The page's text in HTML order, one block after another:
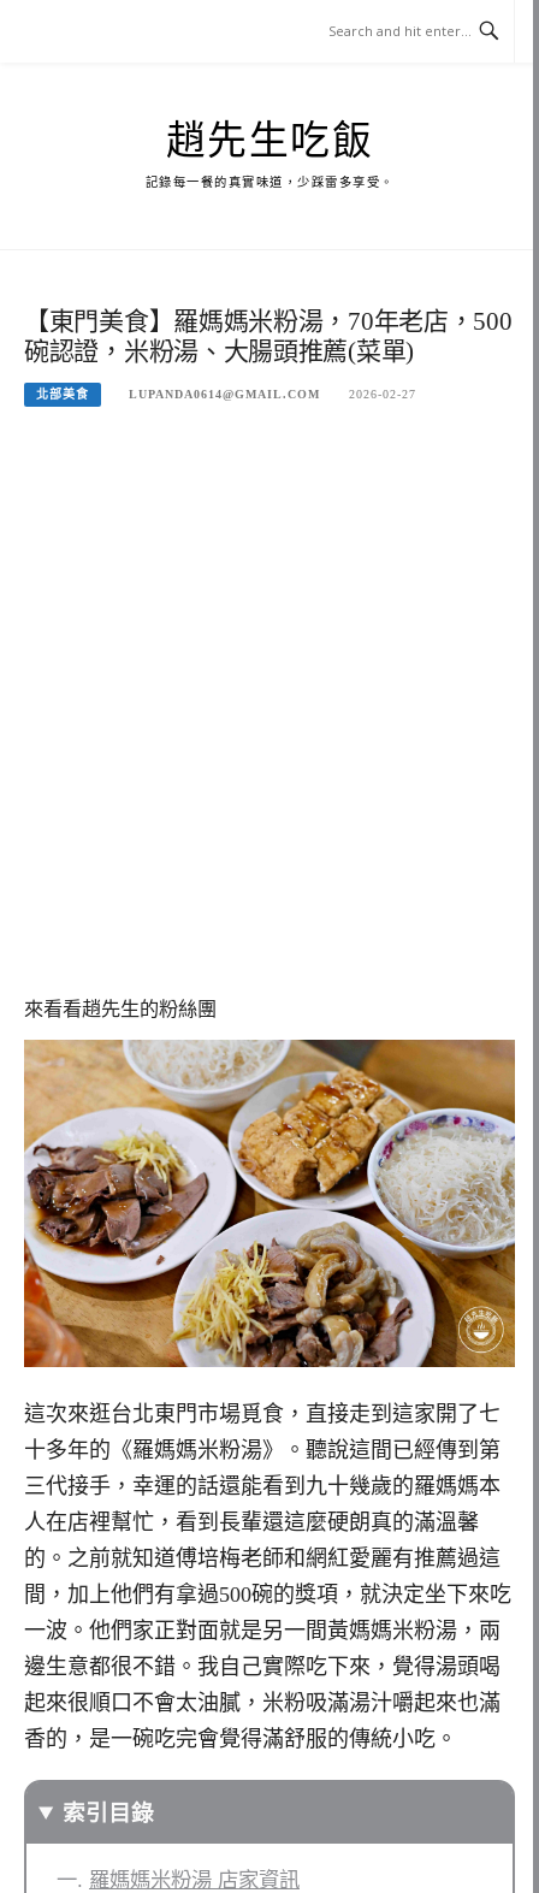
趙先生吃飯
記錄每一餐的真實味道，少踩雷多享受。
【東門美食】羅媽媽米粉湯，70年老店，500
碗認證，米粉湯、大腸頭推薦(菜單)
北部美食 LUPANDA0614@GMAIL.COM 2026-02-27
來看看趙先生的粉絲團
這次來逛台北東門市場覓食，直接走到這家開了七
十多年的《羅媽媽米粉湯》。聽說這間已經傳到第
三代接手，幸運的話還能看到九十幾歲的羅媽媽本
人在店裡幫忙，看到長輩還這麼硬朗真的滿溫馨
的。之前就知道傅培梅老師和網紅愛麗有推薦過這
間，加上他們有拿過500碗的獎項，就決定坐下來吃
一波。他們家正對面就是另一間黃媽媽米粉湯，兩
邊生意都很不錯。我自己實際吃下來，覺得湯頭喝
起來很順口不會太油膩，米粉吸滿湯汁嚼起來也滿
香的，是一碗吃完會覺得滿舒服的傳統小吃。
索引目錄
羅媽媽米粉湯 店家資訊